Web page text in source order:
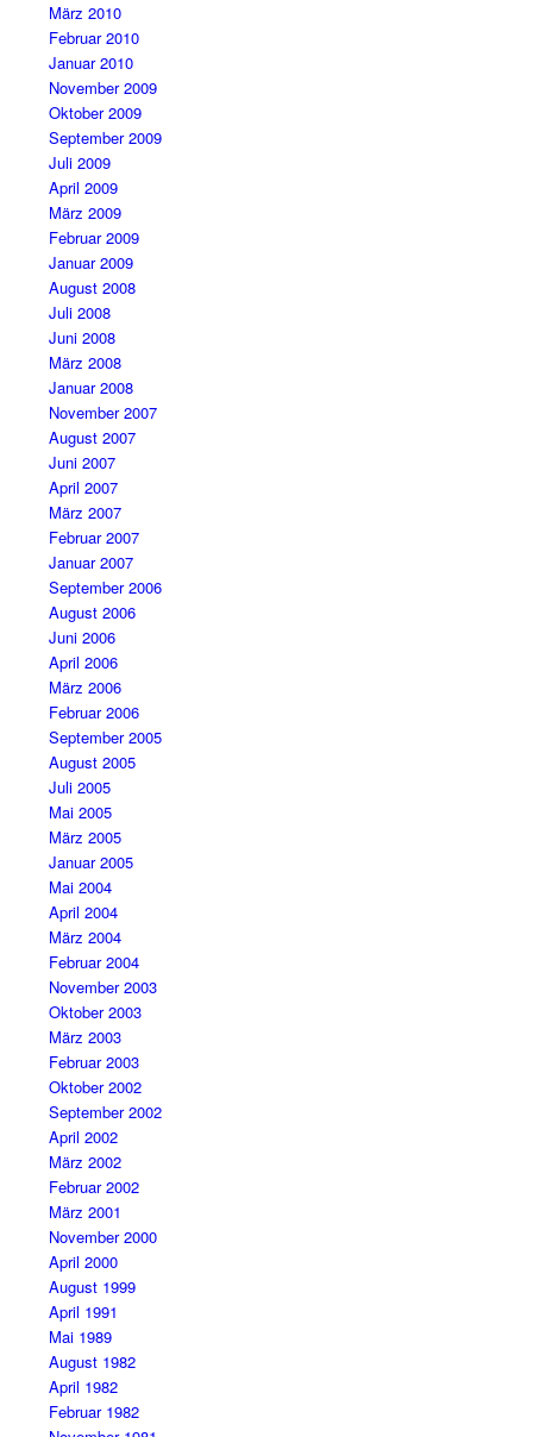
März 2010
Februar 2010
Januar 2010
November 2009
Oktober 2009
September 2009
Juli 2009
April 2009
März 2009
Februar 2009
Januar 2009
August 2008
Juli 2008
Juni 2008
März 2008
Januar 2008
November 2007
August 2007
Juni 2007
April 2007
März 2007
Februar 2007
Januar 2007
September 2006
August 2006
Juni 2006
April 2006
März 2006
Februar 2006
September 2005
August 2005
Juli 2005
Mai 2005
März 2005
Januar 2005
Mai 2004
April 2004
März 2004
Februar 2004
November 2003
Oktober 2003
März 2003
Februar 2003
Oktober 2002
September 2002
April 2002
März 2002
Februar 2002
März 2001
November 2000
April 2000
August 1999
April 1991
Mai 1989
August 1982
April 1982
Februar 1982